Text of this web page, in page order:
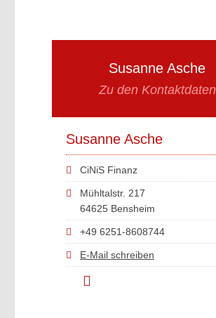
Susanne Asche
Zu den Kontaktdaten
Susanne Asche
CiNiS Finanz
Mühltalstr. 217
64625 Bensheim
+49 6251-8608744
E-Mail schreiben